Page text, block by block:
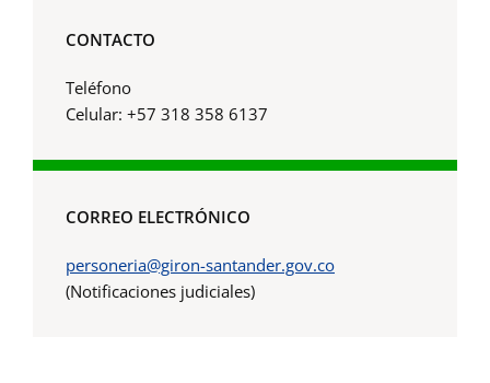
CONTACTO
Teléfono
Celular: +57 318 358 6137
CORREO ELECTRÓNICO
personeria@giron-santander.gov.co
(Notificaciones judiciales)